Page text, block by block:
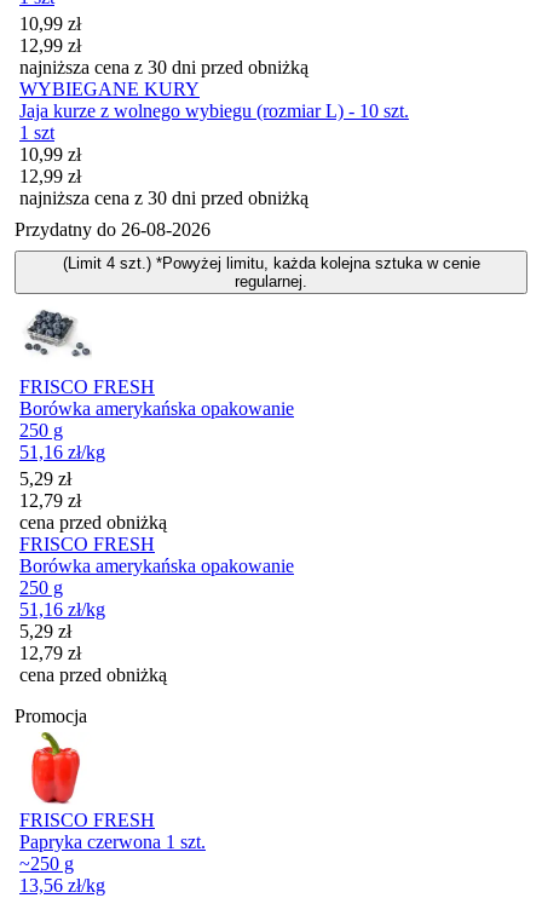
Cena promocyjna
10,99 zł
12,99 zł
najniższa cena z 30 dni przed obniżką
WYBIEGANE KURY
Jaja kurze z wolnego wybiegu (rozmiar L) - 10 szt.
1 szt
Cena promocyjna
10,99 zł
12,99 zł
najniższa cena z 30 dni przed obniżką
Przydatny do 26-08-2026
(Limit 4 szt.) *Powyżej limitu, każda kolejna sztuka w cenie
regularnej.
FRISCO FRESH
Borówka amerykańska opakowanie
250 g
51,16 zł/kg
Cena promocyjna
5,29 zł
12,79 zł
cena przed obniżką
FRISCO FRESH
Borówka amerykańska opakowanie
250 g
51,16 zł/kg
Cena promocyjna
5,29 zł
12,79 zł
cena przed obniżką
Promocja
FRISCO FRESH
Papryka czerwona 1 szt.
~250 g
13,56 zł/kg